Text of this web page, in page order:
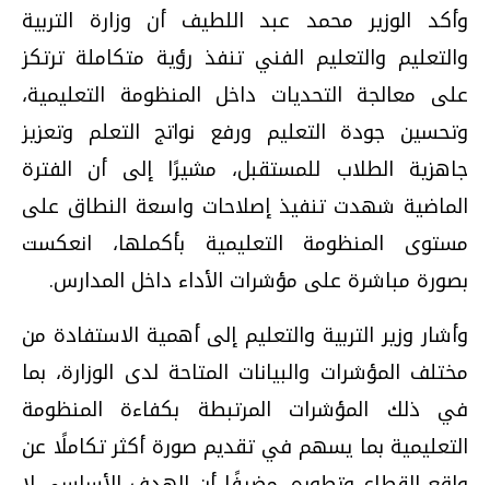
وأكد الوزير محمد عبد اللطيف أن وزارة التربية
والتعليم والتعليم الفني تنفذ رؤية متكاملة ترتكز
على معالجة التحديات داخل المنظومة التعليمية،
وتحسين جودة التعليم ورفع نواتج التعلم وتعزيز
جاهزية الطلاب للمستقبل، مشيرًا إلى أن الفترة
الماضية شهدت تنفيذ إصلاحات واسعة النطاق على
مستوى المنظومة التعليمية بأكملها، انعكست
بصورة مباشرة على مؤشرات الأداء داخل المدارس.
وأشار وزير التربية والتعليم إلى أهمية الاستفادة من
مختلف المؤشرات والبيانات المتاحة لدى الوزارة، بما
في ذلك المؤشرات المرتبطة بكفاءة المنظومة
التعليمية بما يسهم في تقديم صورة أكثر تكاملًا عن